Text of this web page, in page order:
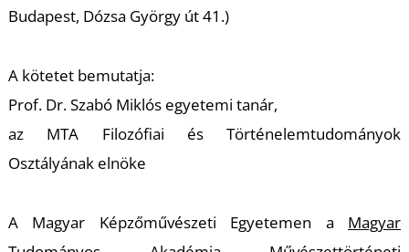
Budapest, Dózsa György út 41.)
A kötetet bemutatja:
Prof. Dr. Szabó Miklós egyetemi tanár,
az MTA Filozófiai és Történelemtudományok
Osztályának elnöke
A Magyar Képzőművészeti Egyetemen a Magyar